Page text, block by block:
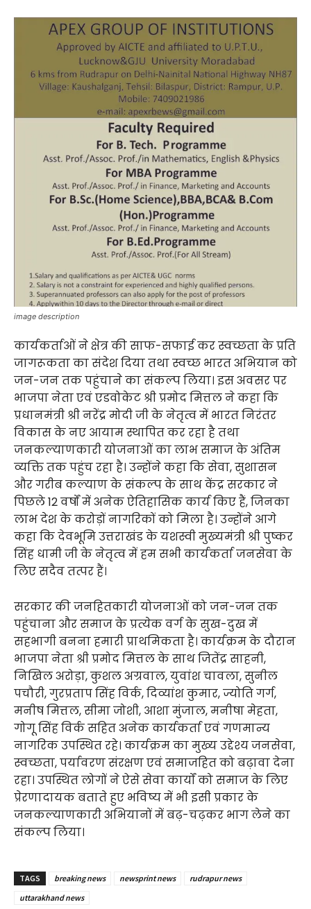
image description
कार्यकर्ताओं ने क्षेत्र की साफ-सफाई कर स्वच्छता के प्रति
जागरूकता का संदेश दिया तथा स्वच्छ भारत अभियान को
जन-जन तक पहुंचाने का संकल्प लिया। इस अवसर पर
भाजपा नेता एवं एडवोकेट श्री प्रमोद मित्तल ने कहा कि
प्रधानमंत्री श्री नरेंद्र मोदी जी के नेतृत्व में भारत निरंतर
विकास के नए आयाम स्थापित कर रहा है तथा
जनकल्याणकारी योजनाओं का लाभ समाज के अंतिम
व्यक्ति तक पहुंच रहा है। उन्होंने कहा कि सेवा, सुशासन
और गरीब कल्याण के संकल्प के साथ केंद्र सरकार ने
पिछले 12 वर्षों में अनेक ऐतिहासिक कार्य किए हैं, जिनका
लाभ देश के करोड़ों नागरिकों को मिला है। उन्होंने आगे
कहा कि देवभूमि उत्तराखंड के यशस्वी मुख्यमंत्री श्री पुष्कर
सिंह धामी जी के नेतृत्व में हम सभी कार्यकर्ता जनसेवा के
लिए सदैव तत्पर हैं।
सरकार की जनहितकारी योजनाओं को जन-जन तक
पहुंचाना और समाज के प्रत्येक वर्ग के सुख-दुख में
सहभागी बनना हमारी प्राथमिकता है। कार्यक्रम के दौरान
भाजपा नेता श्री प्रमोद मित्तल के साथ जितेंद्र साहनी,
निखिल अरोड़ा, कुशल अग्रवाल, युवांश चावला, सुनील
पचौरी, गुरप्रताप सिंह विर्क, दिव्यांश कुमार, ज्योति गर्ग,
मनीष मित्तल, सीमा जोशी, आशा मुंजाल, मनीषा मेहता,
गोगू सिंह विर्क सहित अनेक कार्यकर्ता एवं गणमान्य
नागरिक उपस्थित रहे। कार्यक्रम का मुख्य उद्देश्य जनसेवा,
स्वच्छता, पर्यावरण संरक्षण एवं समाजहित को बढ़ावा देना
रहा। उपस्थित लोगों ने ऐसे सेवा कार्यों को समाज के लिए
प्रेरणादायक बताते हुए भविष्य में भी इसी प्रकार के
जनकल्याणकारी अभियानों में बढ़-चढ़कर भाग लेने का
संकल्प लिया।
TAGS breaking news newsprint news
rudrapur news
uttarakhand news